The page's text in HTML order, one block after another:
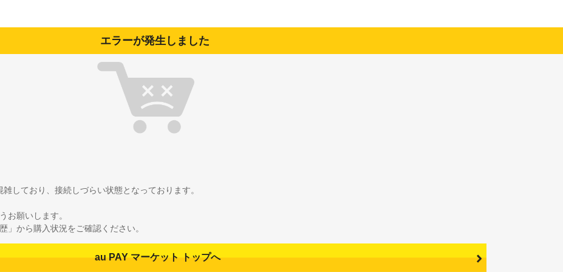
エラーが発生しました
しており、接続しづらい状態となっております。
お願いします。
」から購入状況をご確認ください。
au PAY マーケット トップへ